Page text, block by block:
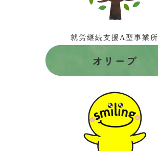
就労継続支援A型事業所